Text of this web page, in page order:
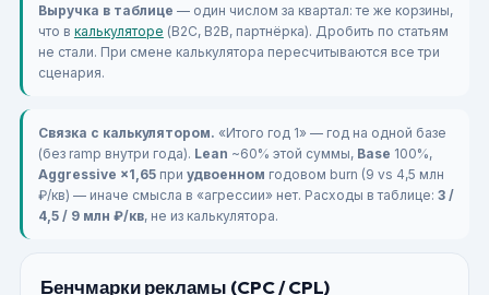
Выручка в таблице — один числом за квартал: те же корзины,
что в калькуляторе (B2C, B2B, партнёрка). Дробить по статьям
не стали. При смене калькулятора пересчитываются все три
сценария.
Связка с калькулятором. «Итого год 1» — год на одной базе
(без ramp внутри года). Lean ~60% этой суммы, Base 100%,
Aggressive ×1,65при удвоенном годовом burn (9 vs 4,5 млн
₽/кв) — иначе смысла в «агрессии» нет. Расходы в таблице: 3 /
4,5 / 9 млн ₽/кв, не из калькулятора.
Бенчмарки рекламы (CPC / CPL)